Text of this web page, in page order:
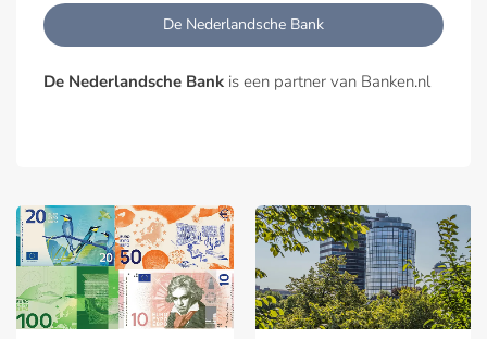
De Nederlandsche Bank
De Nederlandsche Bank is een partner van Banken.nl